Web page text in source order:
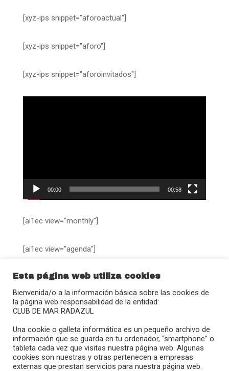
[xyz-ips snippet="aforoactual"]
[xyz-ips snippet="aforo"]
[xyz-ips snippet="aforoinvitados"]
00:00 00:58
[ai1ec view="monthly"]
[ai1ec view="agenda"]
38109 – Radazul (El Rosario)
(+34) 922 680 908
radazul@clubmradazul.com
Esta página web utiliza cookies
Bienvenida/o a la información básica sobre las cookies de
la página web responsabilidad de la entidad:
CLUB DE MAR RADAZUL
Una cookie o galleta informática es un pequeño archivo de
información que se guarda en tu ordenador, “smartphone” o
tableta cada vez que visitas nuestra página web. Algunas
cookies son nuestras y otras pertenecen a empresas
externas que prestan servicios para nuestra página web.